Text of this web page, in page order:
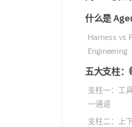
什么是
Harness vs
Engineering
五大支柱：
支柱一：工
一通道
支柱二：上
/series